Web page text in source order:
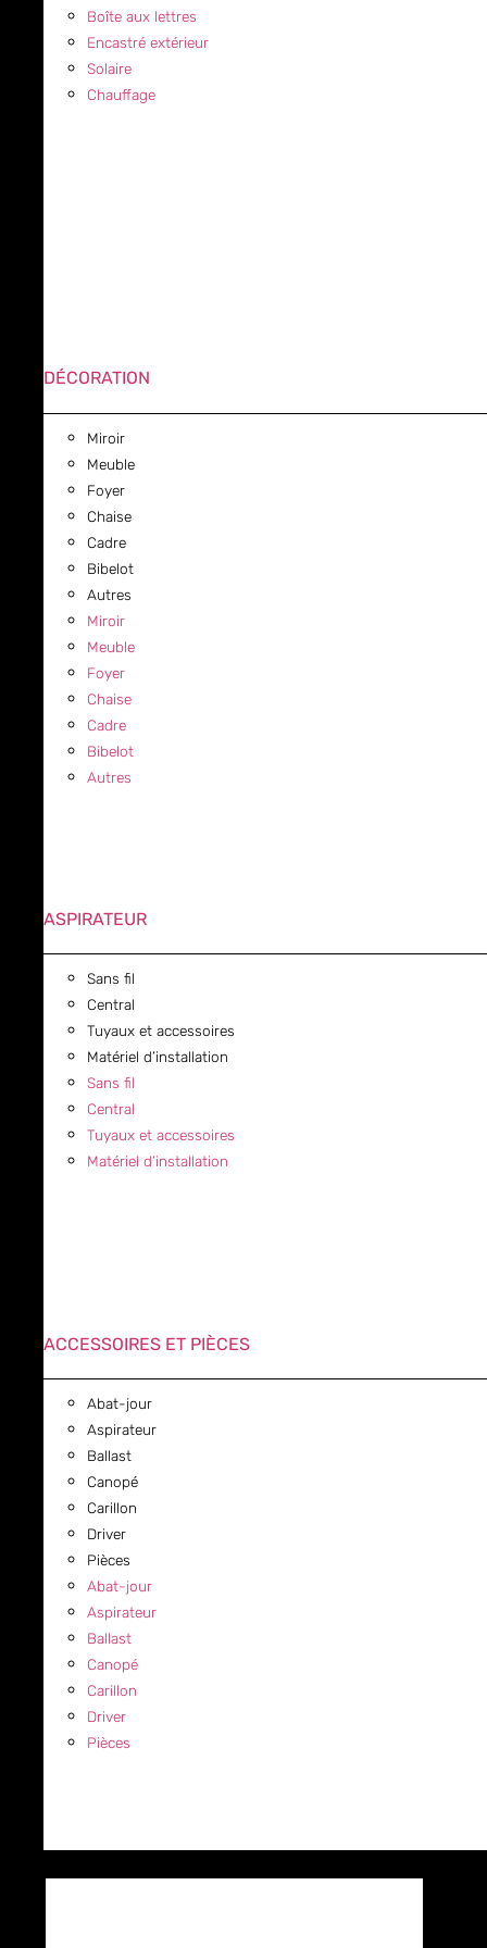
Boîte aux lettres
Encastré extérieur
Solaire
Chauffage
DÉCORATION
Miroir
Meuble
Foyer
Chaise
Cadre
Bibelot
Autres
Miroir
Meuble
Foyer
Chaise
Cadre
Bibelot
Autres
ASPIRATEUR
Sans fil
Central
Tuyaux et accessoires
Matériel d’installation
Sans fil
Central
Tuyaux et accessoires
Matériel d’installation
ACCESSOIRES ET PIÈCES
Abat-jour
Aspirateur
Ballast
Canopé
Carillon
Driver
Pièces
Abat-jour
Aspirateur
Ballast
Canopé
Carillon
Driver
Pièces